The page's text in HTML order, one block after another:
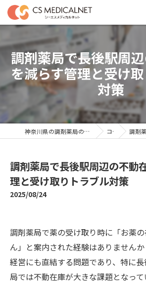
調剤薬局で長後駅周
を減らす管理と受け
対策
神奈川県の調剤薬局の求人ならシーエスメディカルネット コラム 調剤薬局で長
調剤薬局で長後駅周辺の不動
理と受け取りトラブル対策
2025/08/24
調剤薬局で薬の受け取り時に「お薬
ん」と案内された経験はありません
経営にも直結する問題であり、特に
局では不動在庫が大きな課題となっ